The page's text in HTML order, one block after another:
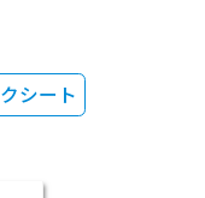
シート